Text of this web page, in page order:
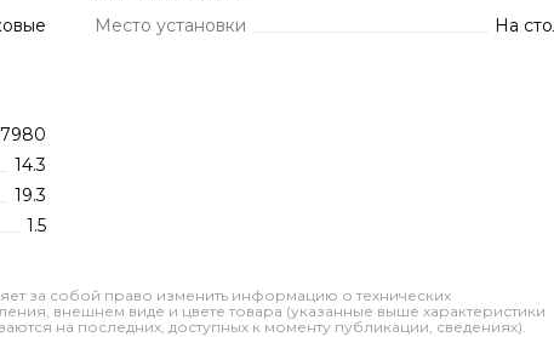
Место установки На
14.3
19.3
1.5
за собой право изменить информацию о технических
внешнем виде и цвете товара (указанные выше характеристики
на последних, доступных к моменту публикации, сведениях).